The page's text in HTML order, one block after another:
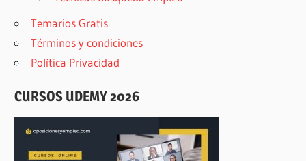
Temarios Gratis
Términos y condiciones
Política Privacidad
CURSOS UDEMY 2026